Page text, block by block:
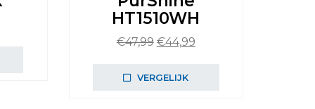
HT1510WH
€47,99 Oorspronkelijke
was:
€44,99Huidige
VERGELIJK